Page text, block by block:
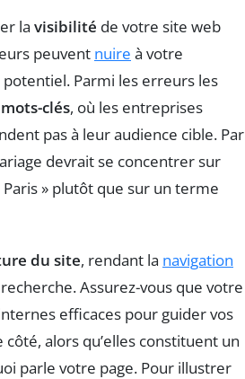
la visibilité de votre site web
peuvent nuire à votre
Parmi les erreurs les
clés, où les entreprises
pas à leur audience cible. Par
devrait se concentrer sur
» plutôt que sur un terme
du site, rendant la navigation
Assurez-vous que votre
efficaces pour guider vos
alors qu’elles constituent un
parle votre page. Pour illustrer